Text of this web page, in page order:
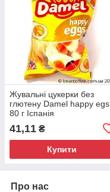
Жувальні цукерки без
глютену Damel happy egs
80 г Іспанія
41,11 ₴
Купити
Про нас